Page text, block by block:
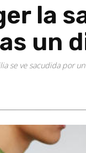
la
un
se ve sacudida por